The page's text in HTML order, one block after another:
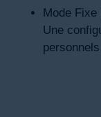
Mode
Une